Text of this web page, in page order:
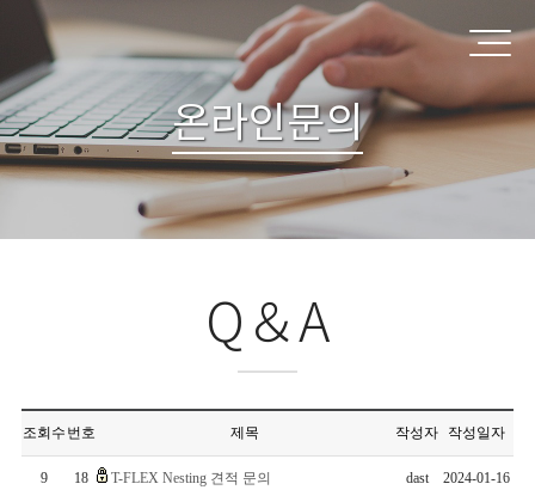
온라인문의
Q＆A
조회수 번호 제목 작성자 작성일자
9 18 T-FLEX Nesting 견적 문의 dast 2024-01-16